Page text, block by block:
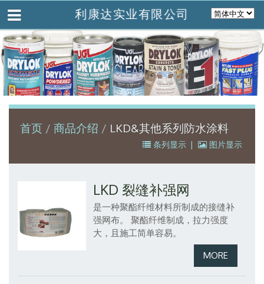
利康达实业有限公司
首页 商品介绍 LKD&其他系列防水涂料
条列显示 | 图片显示
LKD 裂缝补强网
是一种聚酯纤维材料所制成的接缝补
强网布。
聚酯纤维制成，拉力强度
大，且施工简单容易。